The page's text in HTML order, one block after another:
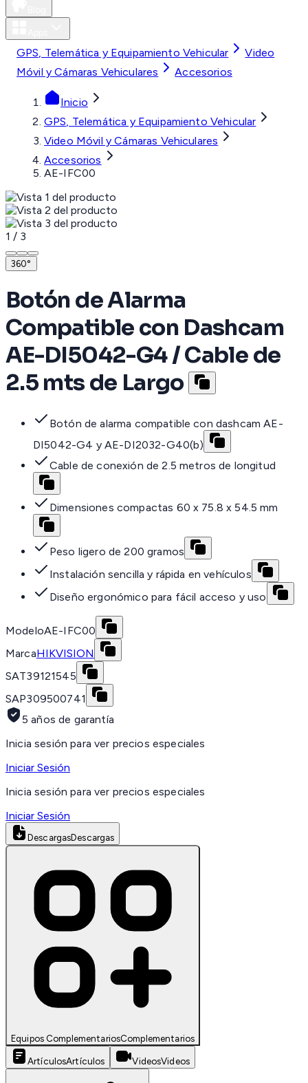
GPS, Telemática y Equipamiento Vehicular
Video
Móvil y Cámaras Vehiculares
Accesorios
Inicio
GPS, Telemática y Equipamiento Vehicular
Video Móvil y Cámaras Vehiculares
Accesorios
AE-IFC00
1 / 3
360°
Botón de Alarma
Compatible con Dashcam
AE-DI5042-G4 / Cable de
2.5 mts de Largo
Botón de alarma compatible con dashcam AE-
DI5042-G4 y AE-DI2032-G40(b)
Cable de conexión de 2.5 metros de longitud
Dimensiones compactas 60 x 75.8 x 54.5 mm
Peso ligero de 200 gramos
Instalación sencilla y rápida en vehículos
Diseño ergonómico para fácil acceso y uso
ModeloAE-IFC00
MarcaHIKVISION
SAT39121545
SAP309500741
5 años de garantía
Inicia sesión para ver precios especiales
Iniciar Sesión
Inicia sesión para ver precios especiales
Iniciar Sesión
DescargasDescargas
Equipos ComplementariosComplementarios
ArtículosArtículos VideosVideos